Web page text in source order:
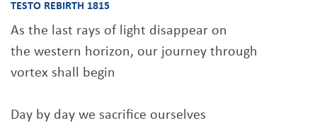
TESTO REBIRTH 1815
As the last rays of light disappear on
the western horizon, our journey through
vortex shall begin
Day by day we sacrifice ourselves